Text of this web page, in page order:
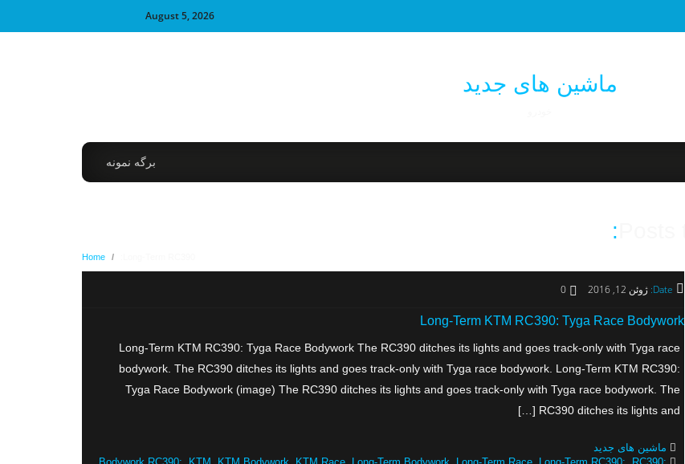
August 5, 2026
ماشین های جدید
برگه نمونه
Home /
Date: ژوئن 12, 2016 0
Long-Term KTM RC390: Tyga Race Bodywork
Long-Term KTM RC390: Tyga Race Bodywork The RC390 ditches its lights and goes track-only with Tyga race
bodywork. The RC390 ditches its lights and goes track-only with Tyga race bodywork. Long-Term KTM RC390:
Tyga Race Bodywork (image) The RC390 ditches its lights and goes track-only with Tyga race bodywork. The
RC390 ditches its lights and […]
ماشین های جدید